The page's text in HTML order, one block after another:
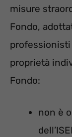
misure
Fondo,
proprietà
Fondo:
non è